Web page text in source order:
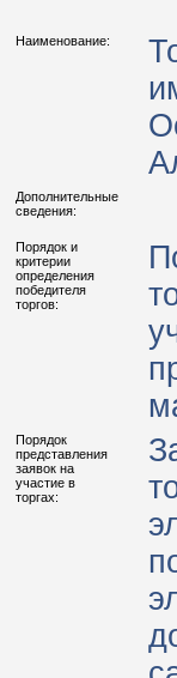
Наименование:
Дополнительные
сведения:
Порядок и
критерии
определения
победителя
торгов:
Порядок
представления
заявок на
участие в
торгах: